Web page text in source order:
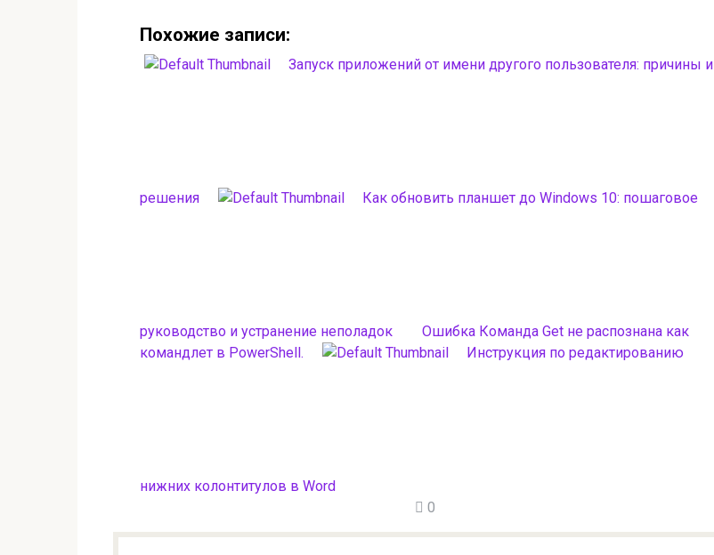
Похожие записи:
Запуск приложений от имени другого пользователя: причины и
решения Как обновить планшет до Windows 10: пошаговое
руководство и устранение неполадок
Ошибка Команда Get не распознана как
командлет в PowerShell.
Инструкция по редактированию
нижних колонтитулов в Word
0